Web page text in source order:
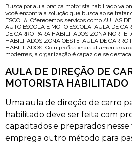
Busca por aula prática motorista habilitado
você encontra a solução que busca ao se tratar
ESCOLA. Oferecemos serviços como AULAS DE
AUTO ESCOLA E MOTO ESCOLA, AULA DE
DE CARRO PARA HABILITADOS ZONA NORTE,
HABILITADOS ZONA OESTE, AULA DE CARRO
HABILITADOS. Com profissionais altamente
modernas, a organização é capaz de se
AULA DE DIREÇÃO DE
MOTORISTA HABILITADO
Uma aula de direção de carro
habilitado deve ser feita com
capacitados e preparados
emprega outro método para